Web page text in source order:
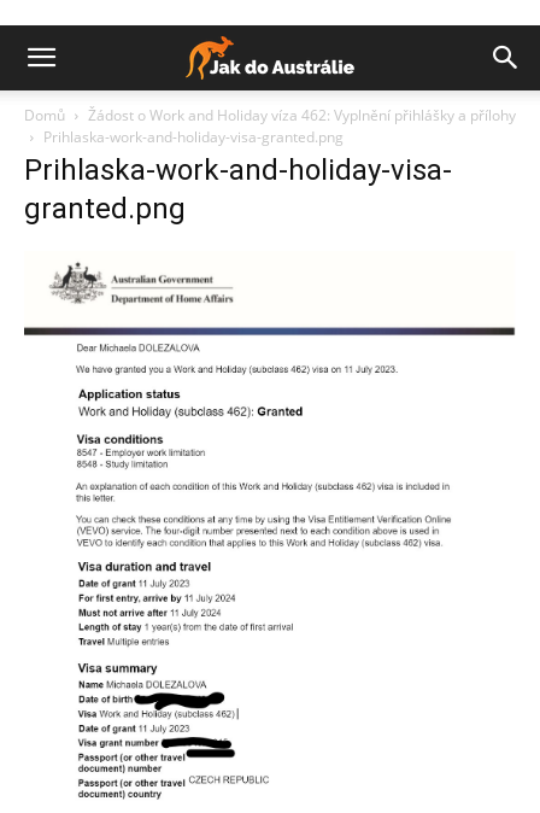
Domů
Žádost o Work and Holiday víza 462: Vyplnění přihlášky a přílohy
Prihlaska-work-and-holiday-visa-granted.png
Prihlaska-work-and-holiday-visa-
granted.png